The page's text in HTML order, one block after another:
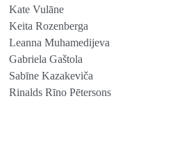
Kate Vulāne
Keita Rozenberga
Leanna Muhamedijeva
Gabriela Gaštola
Sabīne Kazakeviča
Rinalds Rīno Pētersons